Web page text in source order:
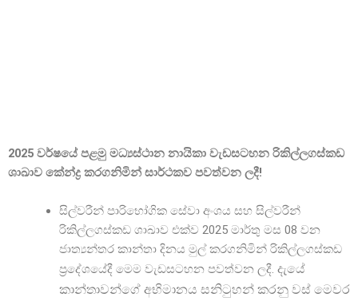
2025 වර්ෂයේ පළමු මධ්යස්ථාන නායිකා වැඩසටහන රිකිල්ලගස්කඩ
ශාඛාව කේන්ද් ර කරගනිමින් සාර්ථකව පවත්වන ලදී!
සිල්වරීන් පාරිභෝගික සේවා අංශය සහ සිල්වරීන්
රිකිල්ලගස්කඩ ශාඛාව එක්ව 2025 මාර්තු මස 08 වන
ජාත්යන්තර කාන්තා දිනය මුල් කරගනිමින් රිකිල්ලගස්කඩ
ප්රදේශයේදී මෙම වැඩසටහන පවත්වන ලදී. දැයේ
කාන්තාවන්ගේ අභිමානය සනිටුහන් කරනු වස් මෙවර